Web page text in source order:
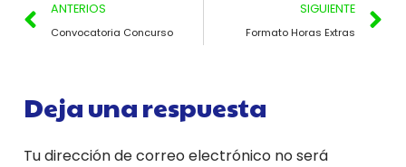
ANTERIOS
Convocatoria Concurso
SIGUIENTE
Formato Horas Extras
Deja una respuesta
Tu dirección de correo electrónico no será